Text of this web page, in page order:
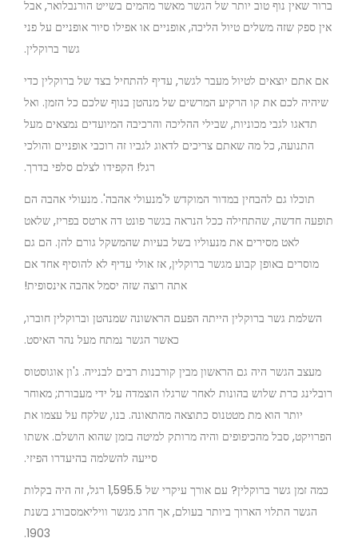
ברור שאין נוף טוב יותר של הגשר מאשר מהמים בשייט הורנבלואר, אבל
אין ספק שזה משלים טיול הליכה, אופניים או אפילו סיור אופניים על פני
גשר ברוקלין.
אם אתם יוצאים לטיול מעבר לגשר, עדיף להתחיל בצד של ברוקלין כדי
שיהיה לכם את קו הרקיע המרשים של מנהטן בנוף שלכם כל הזמן. ואל
תדאגו לגבי מכוניות, שבילי ההליכה והרכיבה המיועדים נמצאים מעל
התנועה, כל מה שאתם צריכים לדאוג לגביו זה רוכבי אופניים והולכי
רגל! הקפידו לצלם סלפי בדרך.
תוכלו גם להבחין במדור המוקדש ל'מנעולי אהבה'. מנעולי אהבה הם
תופעה חדשה, שהתחילה ככל הנראה בגשר פונט דה ארטס בפריז, שלאט
לאט מסירים את מנעוליו בשל בעיות שהמשקל גורם להן. הם גם
מוסרים באופן קבוע מגשר ברוקלין, אז אולי עדיף לא להוסיף אחד אם
אתה רוצה שזה יסמל אהבה אינסופית!
השלמת גשר ברוקלין הייתה הפעם הראשונה שמנהטן וברוקלין חוברו,
כאשר הגשר נמתח מעל נהר האיסט.
מעצב הגשר היה גם הראשון מבין קורבנות רבים לבנייה. ג'ון אוגוסטוס
רובלינג כרת שלוש בהונות לאחר שרגלו הוצמדה על ידי מעבורת; מאוחר
יותר הוא מת מטטנוס כתוצאה מהתאונה. בנו, שלקח על עצמו את
הפרויקט, סבל מהכיפופים והיה מרותק למיטה בזמן שהוא הושלם. אשתו
סייעה להשלמה בהיעדרו הפיזי.
כמה זמן גשר ברוקלין? עם אורך עיקרי של 1,595.5 רגל, זה היה בקלות
הגשר התלוי הארוך ביותר בעולם, אך חרג מגשר וויליאמסבורג בשנת
1903.
המשך